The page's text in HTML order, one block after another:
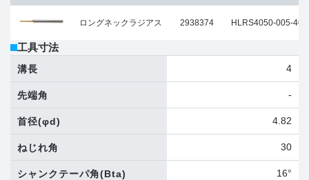
ロングネックラジアス 2938374 HLRS4050-005-400
工具寸法
溝長 4
先端角 -
首径(φd) 4.82
ねじれ角 30
シャンクテーパ角(Bta) 16°